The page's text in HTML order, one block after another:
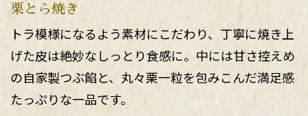
栗とら焼き
トラ模様になるよう素材にこだわり、丁寧に焼き上
げた皮は絶妙なしっとり食感に。中には甘さ控えめ
の自家製つぶ餡と、丸々栗一粒を包みこんだ満足感
たっぷりな一品です。